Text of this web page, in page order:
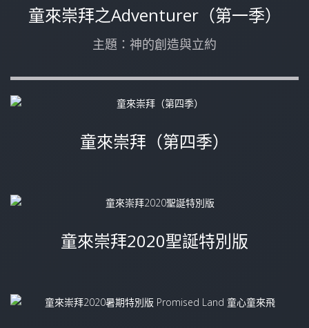
童來崇拜之Adventurer（第一季）
主題：神的創造與立約
童來崇拜（第四季）
童來崇拜2020聖誕特別版